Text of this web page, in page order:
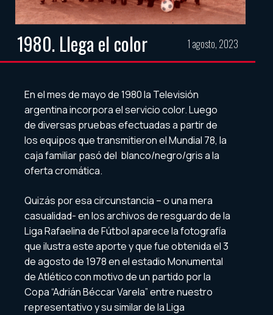
1980. Llega el color 1 agosto, 2023
En el mes de mayo de 1980 la Televisión
argentina incorpora el servicio color. Luego
de diversas pruebas efectuadas a partir de
los equipos que transmitieron el Mundial 78, la
caja familiar pasó del blanco/negro/gris a la
oferta cromática.
Quizás por esa circunstancia – o una mera
casualidad- en los archivos de resguardo de la
Liga Rafaelina de Fútbol aparece la fotografía
que ilustra este aporte y que fue obtenida el 3
de agosto de 1978 en el estadio Monumental
de Atlético con motivo de un partido por la
Copa “Adrián Béccar Varela” entre nuestro
representativo y su similar de la Liga